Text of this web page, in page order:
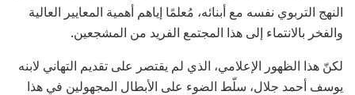
النهج التربوي نفسه مع أبنائه، مُعلمًا إياهم أهمية المعايير العالية
والفخر بالانتماء إلى هذا المجتمع الفريد من المشجعين.
لكنّ هذا الظهور الإعلامي، الذي لم يقتصر على تقديم التهاني لابنه
يوسف أحمد جلال، سلّط الضوء على الأبطال المجهولين في هذا